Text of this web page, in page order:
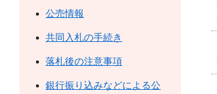
公売情報
共同入札の手続き
落札後の注意事項
銀行振り込みなどによる公